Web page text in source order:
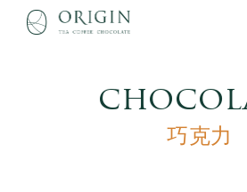
巧克力